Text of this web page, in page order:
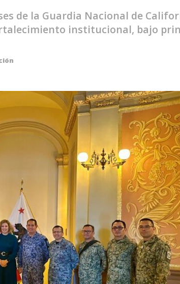
de la Guardia Nacional de
institucional, bajo